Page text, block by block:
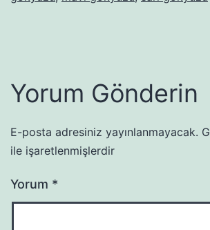
Yorum Gönderin
E-posta adresiniz yayınlanmayacak.
ile işaretlenmişlerdir
Yorum *